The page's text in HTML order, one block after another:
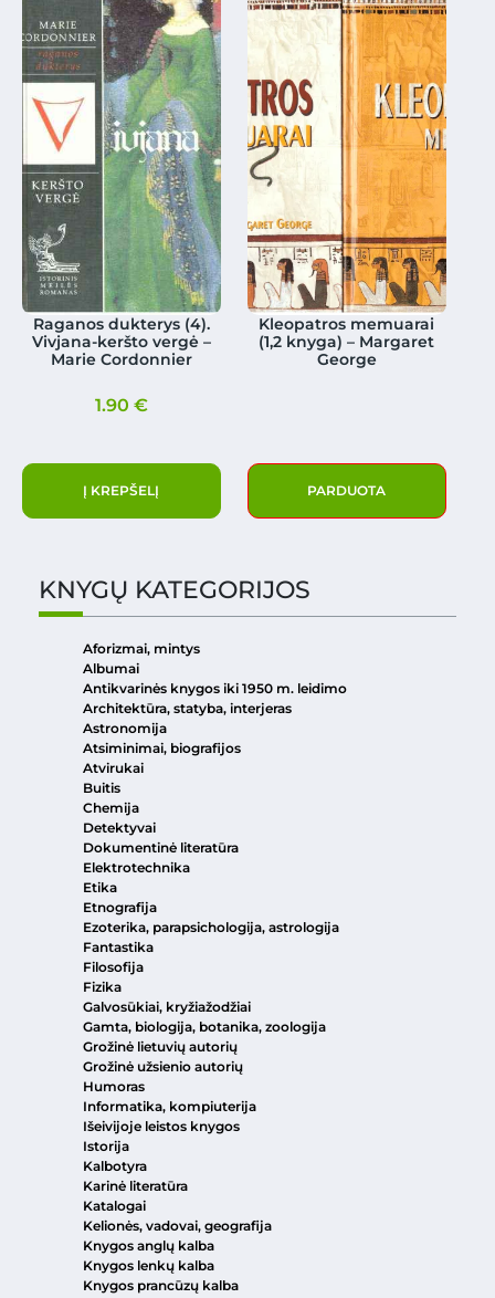
Raganos dukterys (4).
Vivjana-keršto vergė –
Marie Cordonnier
1.90 €
Į KREPŠELĮ
Kleopatros memuarai
(1,2 knyga) – Margaret
George
PARDUOTA
KNYGŲ KATEGORIJOS
Aforizmai, mintys
Albumai
Antikvarinės knygos iki 1950 m. leidimo
Architektūra, statyba, interjeras
Astronomija
Atsiminimai, biografijos
Atvirukai
Buitis
Chemija
Detektyvai
Dokumentinė literatūra
Elektrotechnika
Etika
Etnografija
Ezoterika, parapsichologija, astrologija
Fantastika
Filosofija
Fizika
Galvosūkiai, kryžiažodžiai
Gamta, biologija, botanika, zoologija
Grožinė lietuvių autorių
Grožinė užsienio autorių
Humoras
Informatika, kompiuterija
Išeivijoje leistos knygos
Istorija
Kalbotyra
Karinė literatūra
Katalogai
Kelionės, vadovai, geografija
Knygos anglų kalba
Knygos lenkų kalba
Knygos prancūzų kalba